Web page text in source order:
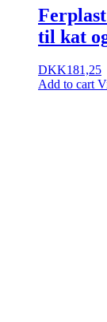
til kat
DKK181,25
Add to cart